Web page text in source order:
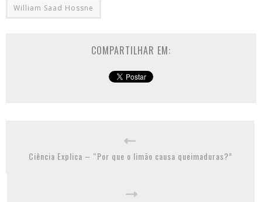
William Saad Hossne
COMPARTILHAR EM:
Ciência Explica – “Por que o limão causa queimaduras?”